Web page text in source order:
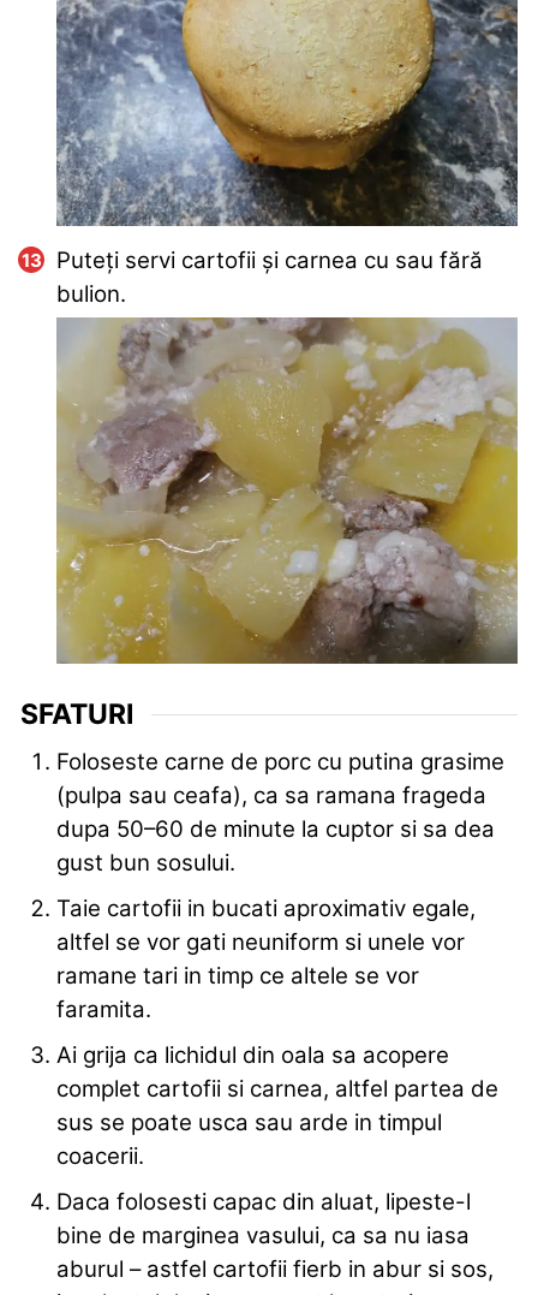
Puteți servi cartofii și carnea cu sau fără
bulion.
SFATURI
Foloseste carne de porc cu putina grasime
(pulpa sau ceafa), ca sa ramana frageda
dupa 50–60 de minute la cuptor si sa dea
gust bun sosului.
Taie cartofii in bucati aproximativ egale,
altfel se vor gati neuniform si unele vor
ramane tari in timp ce altele se vor
faramita.
Ai grija ca lichidul din oala sa acopere
complet cartofii si carnea, altfel partea de
sus se poate usca sau arde in timpul
coacerii.
Daca folosesti capac din aluat, lipeste-l
bine de marginea vasului, ca sa nu iasa
aburul – astfel cartofii fierb in abur si sos,